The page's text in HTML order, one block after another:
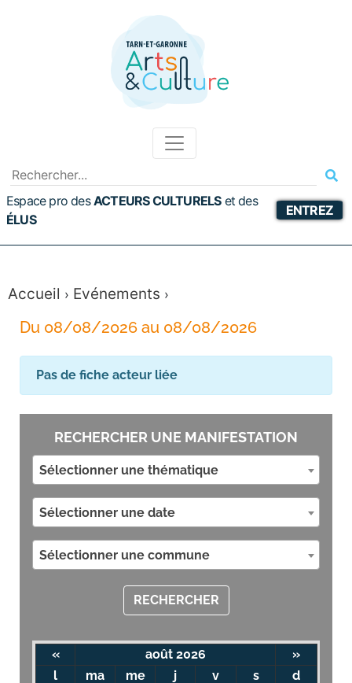
Espace pro desACTEURS CULTURELS etdes
ÉLUS
ENTREZ
Accueil › Evénements ›
Du 08/08/2026 au 08/08/2026
Pas de fiche acteur liée
RECHERCHER UNE MANIFESTATION
Sélectionner une thématique
Sélectionner une date
Sélectionner une commune
RECHERCHER
« août 2026
»
l
ma me j v s
d